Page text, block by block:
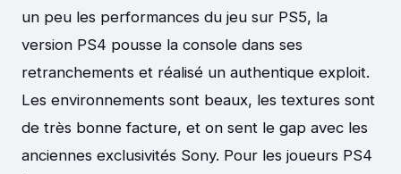
un peu les performances du jeu sur PS5, la
version PS4 pousse la console dans ses
retranchements et réalisé un authentique exploit.
Les environnements sont beaux, les textures sont
de très bonne facture, et on sent le gap avec les
anciennes exclusivités Sony. Pour les joueurs PS4